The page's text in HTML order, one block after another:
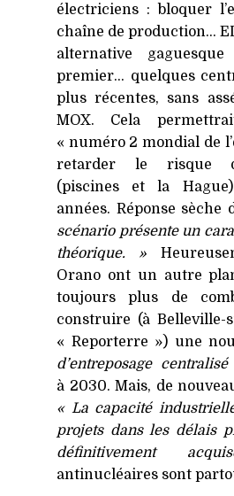
électriciens : bloquer
chaîne de production…
alternative
premier… quelques
plus récentes, sans
MOX. Cela
« numéro 2 mondial de
retarder le risque
(piscines et la
années. Réponse sèche
scénario présente un
théorique. »
Orano ont un autre
toujours plus de
construire (à Belleville-
« Reporterre ») une
d’entreposage
à 2030. Mais, de
« La capacité
projets dans les délais
définitivement
antinucléaires sont